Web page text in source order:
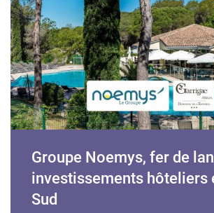
Groupe Noemys, fer de
investissements hôteliers
Sud